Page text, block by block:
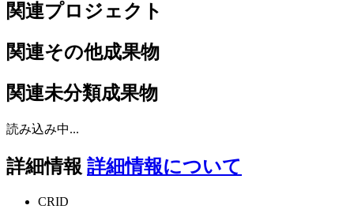
関連プロジェクト
関連その他成果物
関連未分類成果物
読み込み中...
詳細情報 詳細情報について
CRID